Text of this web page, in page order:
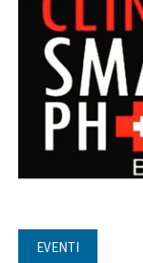
EVENTI